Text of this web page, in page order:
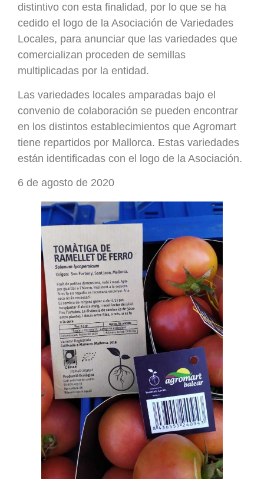
distintivo con esta finalidad, por lo que se ha
cedido el logo de la Asociación de Variedades
Locales, para anunciar que las variedades que
comercializan proceden de semillas
multiplicadas por la entidad.
Las variedades locales amparadas bajo el
convenio de colaboración se pueden encontrar
en los distintos establecimientos que Agromart
tiene repartidos por Mallorca. Estas variedades
están identificadas con el logo de la Asociación.
6 de agosto de 2020